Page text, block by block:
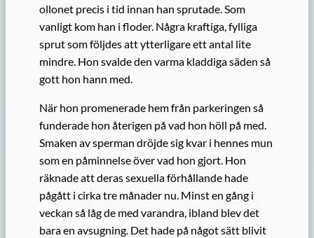
ollonet precis i tid innan han sprutade. Som
vanligt kom han i floder. Några kraftiga, fylliga
sprut som följdes att ytterligare ett antal lite
mindre. Hon svalde den varma kladdiga säden så
gott hon hann med.
När hon promenerade hem från parkeringen så
funderade hon återigen på vad hon höll på med.
Smaken av sperman dröjde sig kvar i hennes mun
som en påminnelse över vad hon gjort. Hon
räknade att deras sexuella förhållande hade
pågått i cirka tre månader nu. Minst en gång i
veckan så låg de med varandra, ibland blev det
bara en avsugning. Det hade på något sätt blivit